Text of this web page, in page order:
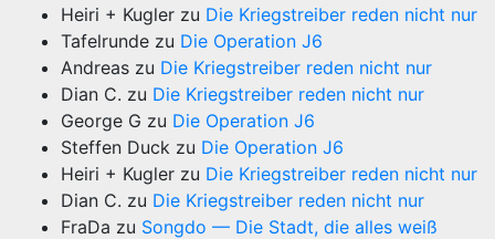
Heiri + Kugler zu Die Kriegstreiber reden nicht nur
Tafelrunde zu Die Operation J6
Andreas zu Die Kriegstreiber reden nicht nur
Dian C. zu Die Kriegstreiber reden nicht nur
George G zu Die Operation J6
Steffen Duck zu Die Operation J6
Heiri + Kugler zu Die Kriegstreiber reden nicht nur
Dian C. zu Die Kriegstreiber reden nicht nur
FraDa zu Songdo — Die Stadt, die alles weiß